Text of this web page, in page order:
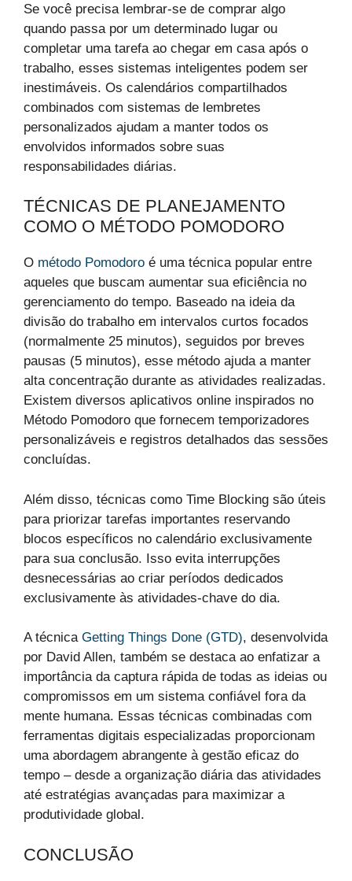
Se você precisa lembrar-se de comprar algo
quando passa por um determinado lugar ou
completar uma tarefa ao chegar em casa após o
trabalho, esses sistemas inteligentes podem ser
inestimáveis. Os calendários compartilhados
combinados com sistemas de lembretes
personalizados ajudam a manter todos os
envolvidos informados sobre suas
responsabilidades diárias.
TÉCNICAS DE PLANEJAMENTO
COMO O MÉTODO POMODORO
O método Pomodoro é uma técnica popular entre
aqueles que buscam aumentar sua eficiência no
gerenciamento do tempo. Baseado na ideia da
divisão do trabalho em intervalos curtos focados
(normalmente 25 minutos), seguidos por breves
pausas (5 minutos), esse método ajuda a manter
alta concentração durante as atividades realizadas.
Existem diversos aplicativos online inspirados no
Método Pomodoro que fornecem temporizadores
personalizáveis ​​e registros detalhados das sessões
concluídas.
Além disso, técnicas como Time Blocking são úteis
para priorizar tarefas importantes reservando
blocos específicos no calendário exclusivamente
para sua conclusão. Isso evita interrupções
desnecessárias ao criar períodos dedicados
exclusivamente às atividades-chave do dia.
A técnica Getting Things Done (GTD), desenvolvida
por David Allen, também se destaca ao enfatizar a
importância da captura rápida de todas as ideias ou
compromissos em um sistema confiável fora da
mente humana. Essas técnicas combinadas com
ferramentas digitais especializadas proporcionam
uma abordagem abrangente à gestão eficaz do
tempo – desde a organização diária das atividades
até estratégias avançadas para maximizar a
produtividade global.
CONCLUSÃO